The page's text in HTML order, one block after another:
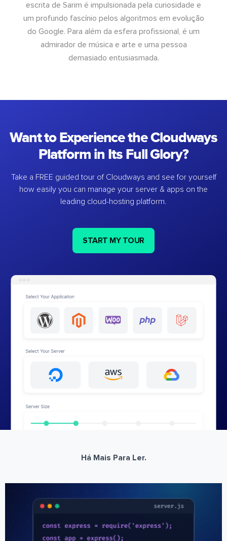
escrita de Sarim é impulsionada pela curiosidade e
um profundo fascínio pelos algoritmos em evolução
do Google. Para além da esfera profissional, é um
admirador de música e arte e uma pessoa
demasiado entusiasmada.
Want to Experience the Cloudways
Platform in Its Full Glory?
Take a FREE guided tour of Cloudways and see for yourself
how easily you can manage your server & apps on the
leading cloud-hosting platform.
START MY TOUR
Há Mais Para Ler.